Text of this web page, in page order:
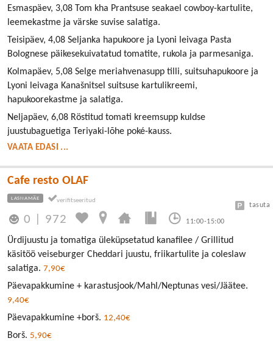
Esmaspäev, 3,08 Tom kha Prantsuse seakael cowboy-kartulite,
leemekastme ja värske suvise salatiga.
Teisipäev, 4,08 Seljanka hapukoore ja Lyoni leivaga Pasta
Bolognese päikesekuivatatud tomatite, rukola ja parmesaniga.
Kolmapäev, 5,08 Selge meriahvenasupp tilli, suitsuhapukoore ja
Lyoni leivaga Kanašnitsel suitsuse kartulikreemi,
hapukoorekastme ja salatiga.
Neljapäev, 6,08 Röstitud tomati kreemsupp kuldse
juustubaguetiga Teriyaki-lõhe poké-kauss.
VAATA EDASI ...
Cafe resto OLAF
LASNAMÄE
0 972 11:00-15:00
tasuta
Ürdijuustu ja tomatiga üleküpsetatud kanafilee / Grillitud
käsitöö veiseburger Cheddari juustu, friikartulite ja coleslaw
salatiga. 7,90€
Päevapakkumine + karastusjook/Mahl/Neptunas vesi/Jäätee.
9,40€
Päevapakkumine +borš. 12,40€
Borš. 5,90€